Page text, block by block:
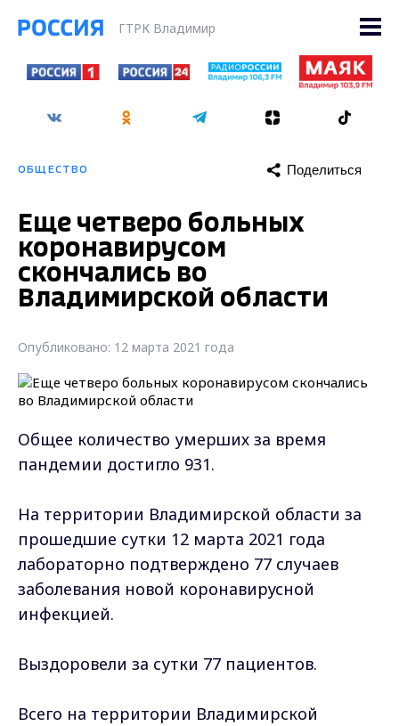
ГТРК Владимир
ОБЩЕСТВО Поделиться
Еще четверо больных
коронавирусом
скончались во
Владимирской области
Опубликовано: 12 марта 2021 года
Общее количество умерших за время
пандемии достигло 931.
На территории Владимирской области за
прошедшие сутки 12 марта 2021 года
лабораторно подтверждено 77 случаев
заболевания новой коронавирусной
инфекцией.
Выздоровели за сутки 77 пациентов.
Всего на территории Владимирской